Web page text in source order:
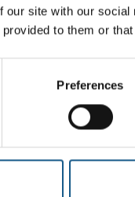
our site with our
to them or
Preferences